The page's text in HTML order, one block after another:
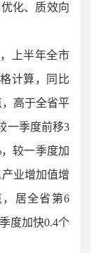
化、质效向
上半年全市
计算，同比
高于全省平
一季度前移3
较一季度加
业增加值增
，居全省第6
度加快0.4个